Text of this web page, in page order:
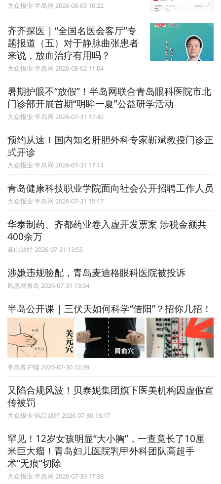
大众报业·半岛网 2026-08-03 10:22
齐齐探医 | “全国名医会客厅”专
题报道（五）对于静脉曲张患者
来说，放血治疗有用吗？
大众报业·半岛网 2026-08-02 11:04
暑期护眼不“放假”！半岛网联合青岛眼科医院市北
门诊部开展首期“明眸一夏”公益研学活动
大众报业·半岛网 2026-07-31 17:42
预约从速！国内知名肝胆外科专家靳斌教授门诊正
式开诊
大众报业·半岛网 2026-07-31 17:14
青岛健康科技职业学院面向社会公开招聘工作人员
大众报业·半岛网 2026-07-31 15:17
华泰制药、齐都药业卷入虚开发票案 涉税金额共
400余万
泰山财经 2026-07-31 13:55
涉嫌违规验配，青岛麦迪格眼科医院被投诉
凤凰网青岛 2026-07-31 13:54
半岛公开课 | 三伏天如何科学“借阳”？招你几招！
半岛客户端 2026-07-30 22:39
又陷合规风波！贝泰妮集团旗下医美机构因虚假宣
传被罚
大众报业·风口财经 2026-07-30 18:17
罕见！12岁女孩明显“大小胸”，一查竟长了10厘
米巨大瘤！青岛妇儿医院乳甲外科团队高超手
术“无痕”切除
大众报业·半岛网 2026-07-30 17:38